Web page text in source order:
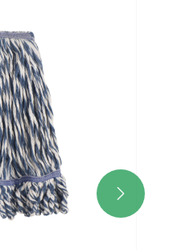
à nettoyer
